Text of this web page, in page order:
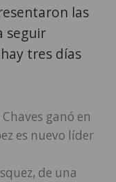
las
seguir
tres días
ganó en
es nuevo líder
de una